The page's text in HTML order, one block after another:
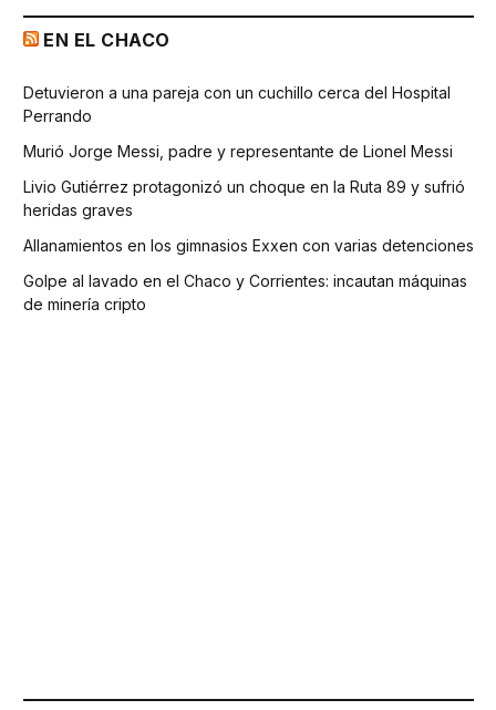
EN EL CHACO
Detuvieron a una pareja con un cuchillo cerca del Hospital
Perrando
Murió Jorge Messi, padre y representante de Lionel Messi
Livio Gutiérrez protagonizó un choque en la Ruta 89 y sufrió
heridas graves
Allanamientos en los gimnasios Exxen con varias detenciones
Golpe al lavado en el Chaco y Corrientes: incautan máquinas
de minería cripto